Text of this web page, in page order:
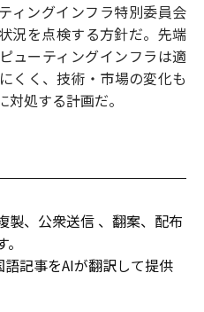
ィングインフラ特別委員会
況を点検する方針だ。先端
ューティングインフラは適
くく、技術・市場の変化も
処する計画だ。
製、公衆送信 、翻案、配布
記事をAIが翻訳して提供